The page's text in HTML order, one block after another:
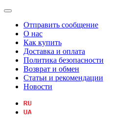
Отправить сообщение
О нас
Как купить
Доставка и оплата
Политика безопасности
Возврат и обмен
Статьи и рекомендации
Новости